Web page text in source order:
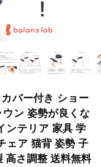
バー付き ショー
ウン 姿勢が良くな
ンテリア 家具 学
ェア 猫背 姿勢 子
高さ調整 送料無料